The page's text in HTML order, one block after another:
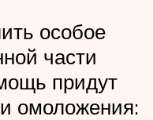
особое
части
придут
омоложения: